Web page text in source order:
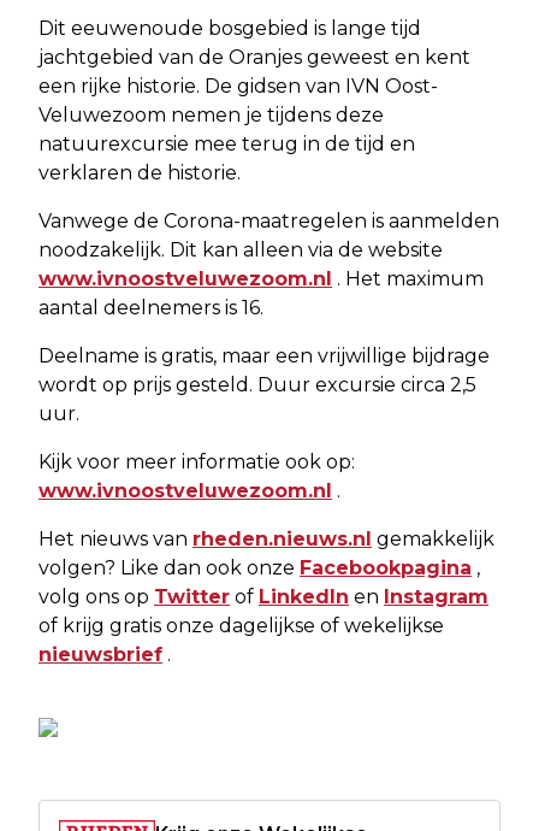
Dit eeuwenoude bosgebied is lange tijd
jachtgebied van de Oranjes geweest en kent
een rijke historie. De gidsen van IVN Oost-
Veluwezoom nemen je tijdens deze
natuurexcursie mee terug in de tijd en
verklaren de historie.
Vanwege de Corona-maatregelen is aanmelden
noodzakelijk. Dit kan alleen via de website
www.ivnoostveluwezoom.nl . Het maximum
aantal deelnemers is 16.
Deelname is gratis, maar een vrijwillige bijdrage
wordt op prijs gesteld. Duur excursie circa 2,5
uur.
Kijk voor meer informatie ook op:
www.ivnoostveluwezoom.nl .
Het nieuws van rheden.nieuws.nl gemakkelijk
volgen? Like dan ook onze Facebookpagina ,
volg ons op Twitter of LinkedIn en Instagram
of krijg gratis onze dagelijkse of wekelijkse
nieuwsbrief .